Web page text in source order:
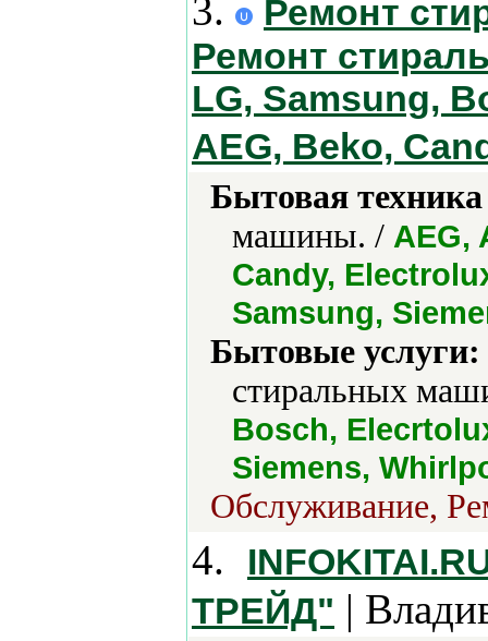
3.
Ремонт
Ремонт
LG, Samsung,
AEG, Beko,
Бытовая
машины. / AEG,
Candy,
Samsung,
Бытовые услуги:
стиральных
Bosch,
Siemens,
Обслуживание,
4.
ТРЕЙД" |